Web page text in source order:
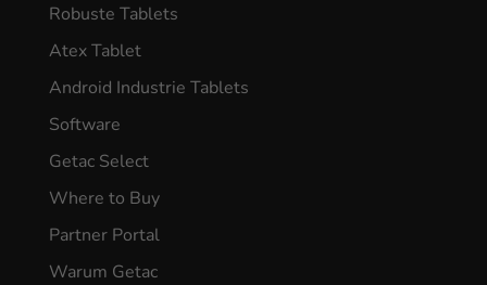
Robuste Tablets
Atex Tablet
Android Industrie Tablets
Software
Getac Select
Where to Buy
Partner Portal
Warum Getac